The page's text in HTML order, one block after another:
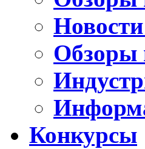
Обзоры
Конкурсы